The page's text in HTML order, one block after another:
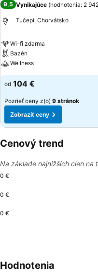
9,5 Vynikajúce (hodnotenia: 2
Tučepi, Chorvátsko
Wi-fi zdarma
Bazén
Wellness
od 104 €
Pozrieť ceny z(o) 9 stránok
Zobraziť ceny
Cenový trend
Na základe najnižších cien
0 €
0 €
0 €
Hodnotenia